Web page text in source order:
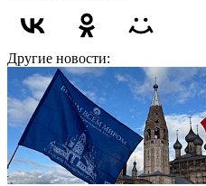
Другие новости: